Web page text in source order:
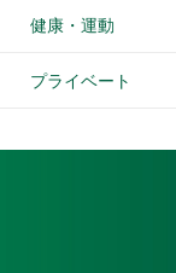
健康・運動
プライベート